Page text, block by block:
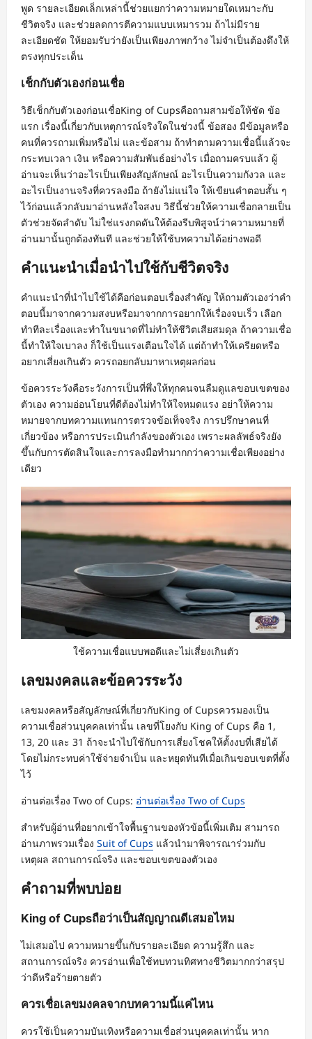
พูด รายละเอียดเล็กเหล่านี้ช่วยแยกว่าความหมายใดเหมาะกับ
ชีวิตจริง และช่วยลดการตีความแบบเหมารวม ถ้าไม่มีราย
ละเอียดชัด ให้ยอมรับว่ายังเป็นเพียงภาพกว้าง ไม่จำเป็นต้องดึงให้
ตรงทุกประเด็น
เช็กกับตัวเองก่อนเชื่อ
วิธีเช็กกับตัวเองก่อนเชื่อKing of Cupsคือถามสามข้อให้ชัด ข้อ
แรก เรื่องนี้เกี่ยวกับเหตุการณ์จริงใดในช่วงนี้ ข้อสอง มีข้อมูลหรือ
คนที่ควรถามเพิ่มหรือไม่ และข้อสาม ถ้าทำตามความเชื่อนี้แล้วจะ
กระทบเวลา เงิน หรือความสัมพันธ์อย่างไร เมื่อถามครบแล้ว ผู้
อ่านจะเห็นว่าอะไรเป็นเพียงสัญลักษณ์ อะไรเป็นความกังวล และ
อะไรเป็นงานจริงที่ควรลงมือ ถ้ายังไม่แน่ใจ ให้เขียนคำตอบสั้น ๆ
ไว้ก่อนแล้วกลับมาอ่านหลังใจสงบ วิธีนี้ช่วยให้ความเชื่อกลายเป็น
ตัวช่วยจัดลำดับ ไม่ใช่แรงกดดันให้ต้องรีบพิสูจน์ว่าความหมายที่
อ่านมานั้นถูกต้องทันที และช่วยให้ใช้บทความได้อย่างพอดี
คำแนะนำเมื่อนำไปใช้กับชีวิตจริง
คำแนะนำที่นำไปใช้ได้คือก่อนตอบเรื่องสำคัญ ให้ถามตัวเองว่าคำ
ตอบนี้มาจากความสงบหรือมาจากการอยากให้เรื่องจบเร็ว เลือก
ทำทีละเรื่องและทำในขนาดที่ไม่ทำให้ชีวิตเสียสมดุล ถ้าความเชื่อ
นี้ทำให้ใจเบาลง ก็ใช้เป็นแรงเตือนใจได้ แต่ถ้าทำให้เครียดหรือ
อยากเสี่ยงเกินตัว ควรถอยกลับมาหาเหตุผลก่อน
ข้อควรระวังคือระวังการเป็นที่พึ่งให้ทุกคนจนลืมดูแลขอบเขตของ
ตัวเอง ความอ่อนโยนที่ดีต้องไม่ทำให้ใจหมดแรง อย่าให้ความ
หมายจากบทความแทนการตรวจข้อเท็จจริง การปรึกษาคนที่
เกี่ยวข้อง หรือการประเมินกำลังของตัวเอง เพราะผลลัพธ์จริงยัง
ขึ้นกับการตัดสินใจและการลงมือทำมากกว่าความเชื่อเพียงอย่าง
เดียว
ใช้ความเชื่อแบบพอดีและไม่เสี่ยงเกินตัว
เลขมงคลและข้อควรระวัง
เลขมงคลหรือสัญลักษณ์ที่เกี่ยวกับKing of Cupsควรมองเป็น
ความเชื่อส่วนบุคคลเท่านั้น เลขที่โยงกับ King of Cups คือ 1,
13, 20 และ 31 ถ้าจะนำไปใช้กับการเสี่ยงโชคให้ตั้งงบที่เสียได้
โดยไม่กระทบค่าใช้จ่ายจำเป็น และหยุดทันทีเมื่อเกินขอบเขตที่ตั้ง
ไว้
อ่านต่อเรื่อง Two of Cups: อ่านต่อเรื่อง Two of Cups
สำหรับผู้อ่านที่อยากเข้าใจพื้นฐานของหัวข้อนี้เพิ่มเติม สามารถ
อ่านภาพรวมเรื่อง Suit of Cups แล้วนำมาพิจารณาร่วมกับ
เหตุผล สถานการณ์จริง และขอบเขตของตัวเอง
คำถามที่พบบ่อย
King of Cupsถือว่าเป็นสัญญาณดีเสมอไหม
ไม่เสมอไป ความหมายขึ้นกับรายละเอียด ความรู้สึก และ
สถานการณ์จริง ควรอ่านเพื่อใช้ทบทวนทิศทางชีวิตมากกว่าสรุป
ว่าดีหรือร้ายตายตัว
ควรเชื่อเลขมงคลจากบทความนี้แค่ไหน
ควรใช้เป็นความบันเทิงหรือความเชื่อส่วนบุคคลเท่านั้น หาก